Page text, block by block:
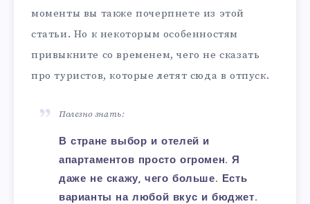
моменты вы также почерпнете из этой
статьи. Но к некоторым особенностям
привыкните со временем, чего не сказать
про туристов, которые летят сюда в отпуск.
Полезно знать:
В стране выбор и отелей и
апартаментов просто огромен. Я
даже не скажу, чего больше. Есть
варианты на любой вкус и бюджет.